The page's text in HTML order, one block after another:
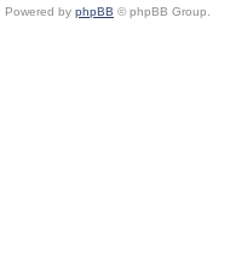
Powered by phpBB © phpBB Group.